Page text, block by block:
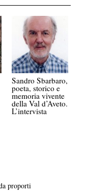
Sandro Sbarbaro,
poeta, storico e
memoria vivente
della Val d’Aveto.
L’intervista
proporti